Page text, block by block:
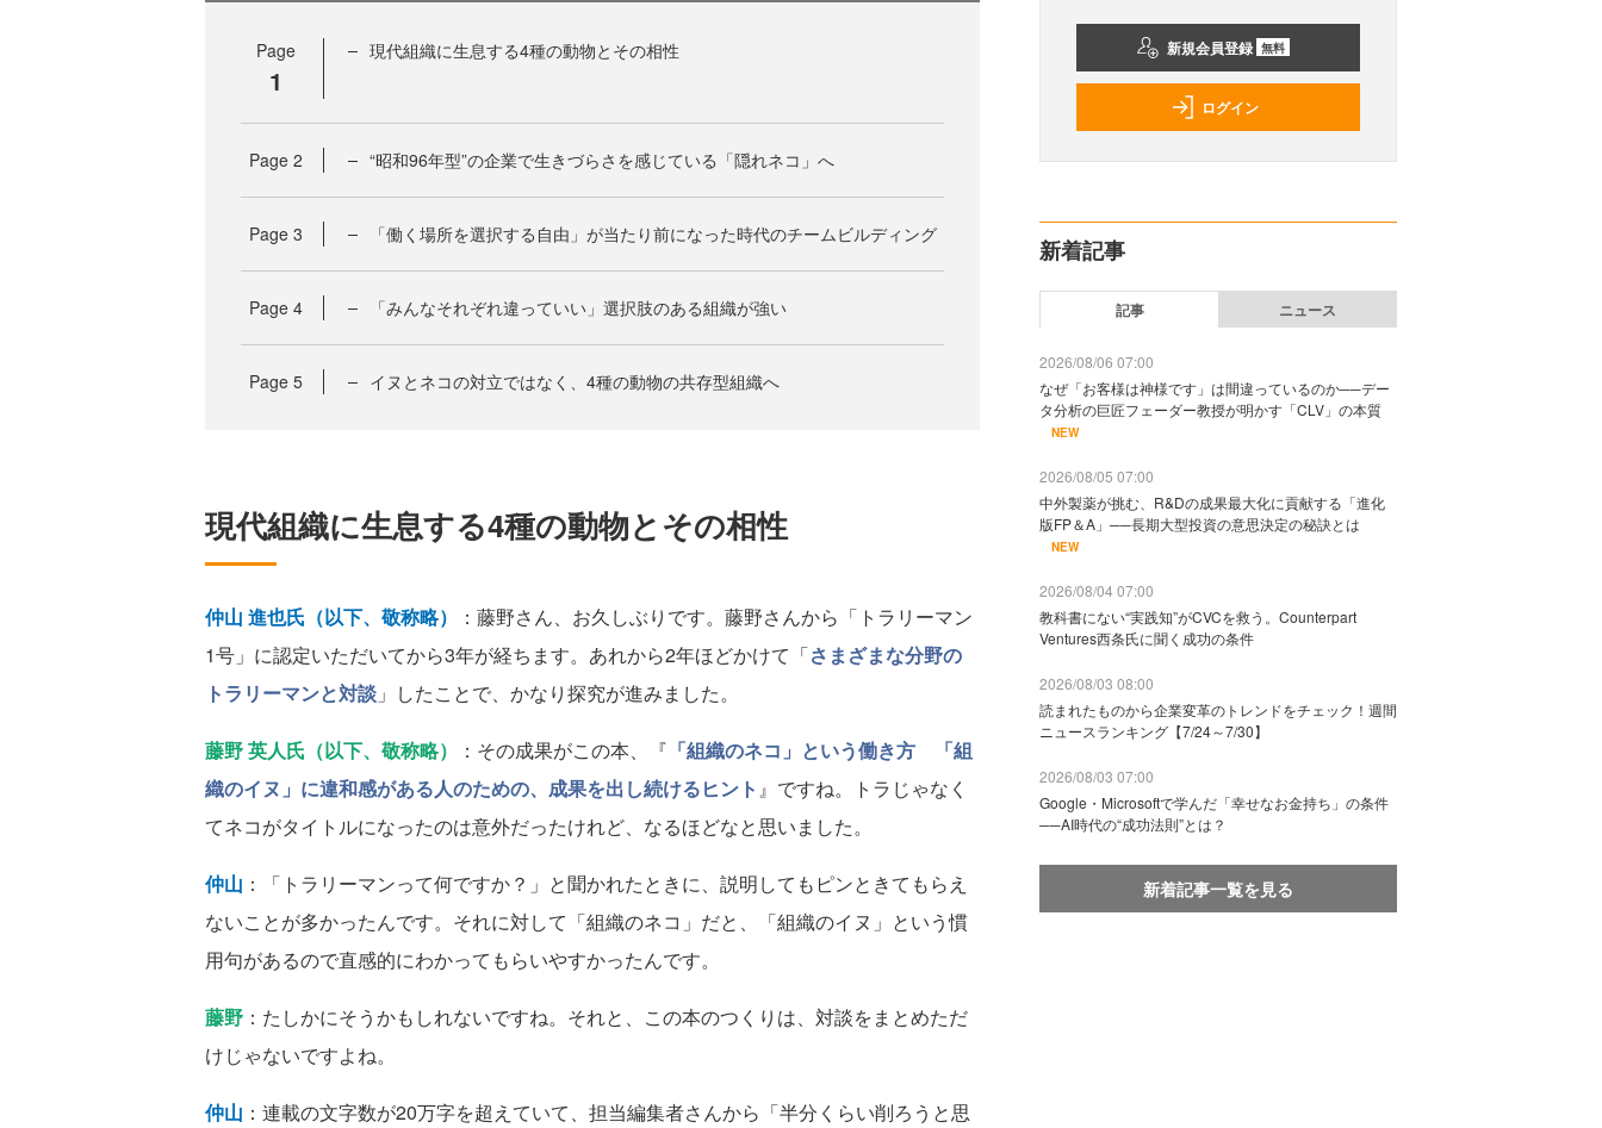
Page
1
現代組織に生息する4種の動物とその相性
Page 2 “昭和96年型”の企業で生きづらさを感じている「隠れネコ」へ
Page 3 「働く場所を選択する自由」が当たり前になった時代のチームビルディング
Page 4 「みんなそれぞれ違っていい」選択肢のある組織が強い
Page 5 イヌとネコの対立ではなく、4種の動物の共存型組織へ
現代組織に生息する4種の動物とその相性
仲山 進也氏（以下、敬称略）
：藤野さん、お久しぶりです。藤野さんから「トラリーマン
1号」に認定いただいてから3年が経ちます。あれから2年ほどかけて「さまざまな分野の
トラリーマンと対談 」したことで、かなり探究が進みました。
藤野 英人氏（以下、敬称略） ：その成果がこの本、『 「組織のネコ」という働き方 「組
織のイヌ」に違和感がある人のための、成果を出し続けるヒント 』ですね。トラじゃなく
てネコがタイトルになったのは意外だったけれど、なるほどなと思いました。
仲山 ：「トラリーマンって何ですか？」と聞かれたときに、説明してもピンときてもらえ
ないことが多かったんです。それに対して「組織のネコ」だと、「組織のイヌ」という慣
用句があるので直感的にわかってもらいやすかったんです。
藤野 ：たしかにそうかもしれないですね。それと、この本のつくりは、対談をまとめただ
けじゃないですよね。
仲山 ：連載の文字数が20万字を超えていて、担当編集者さんから「半分くらい削ろうと思
新規会員登録 無料
ログイン
新着記事
記事 ニュース
2026/08/06 07:00
なぜ「お客様は神様です」は間違っているのか──デー
タ分析の巨匠フェーダー教授が明かす「CLV」の本質
NEW
2026/08/05 07:00
中外製薬が挑む、R&Dの成果最大化に貢献する「進化
版FP＆A」──長期大型投資の意思決定の秘訣とは
NEW
2026/08/04 07:00
教科書にない“実践知”がCVCを救う。Counterpart
Ventures西条氏に聞く成功の条件
2026/08/03 08:00
読まれたものから企業変革のトレンドをチェック！週間
ニュースランキング【7/24～7/30】
2026/08/03 07:00
Google・Microsoftで学んだ「幸せなお金持ち」の条件
──AI時代の“成功法則”とは？
新着記事一覧を見る